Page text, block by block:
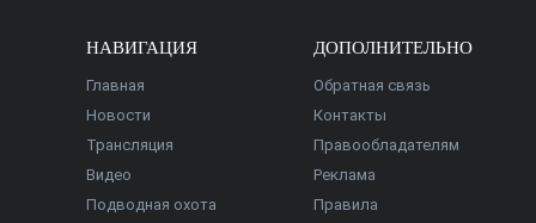
НАВИГАЦИЯ
Главная
Новости
Трансляция
Видео
Подводная охота
ДОПОЛНИТЕЛЬНО
Обратная связь
Контакты
Правообладателям
Реклама
Правила